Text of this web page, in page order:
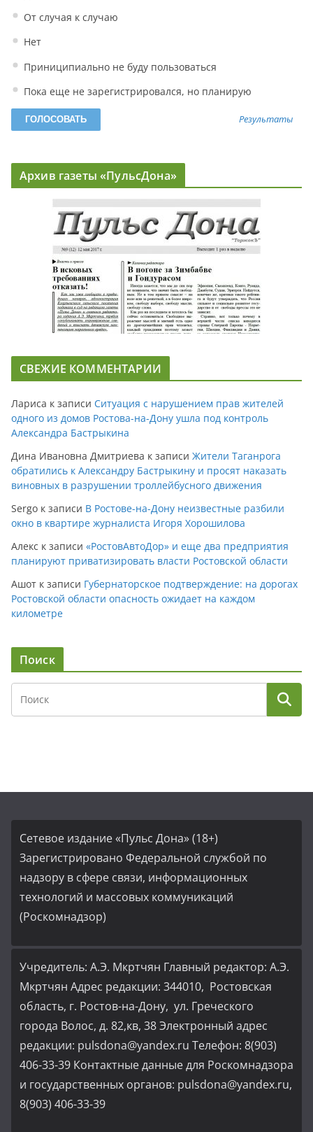
От случая к случаю
Нет
Приниципиально не буду пользоваться
Пока еще не зарегистрировался, но планирую
Результаты
Архив газеты «ПульсДона»
СВЕЖИЕ КОММЕНТАРИИ
Лариса к записи Ситуация с нарушением прав жителей
одного из домов Ростова-на-Дону ушла под контроль
Александра Бастрыкина
Дина Ивановна Дмитриева к записи Жители Таганрога
обратились к Александру Бастрыкину и просят наказать
виновных в разрушении троллейбусного движения
Sergo к записи В Ростове-на-Дону неизвестные разбили
окно в квартире журналиста Игоря Хорошилова
Алекс к записи «РостовАвтоДор» и еще два предприятия
планируют приватизировать власти Ростовской области
Ашот к записи Губернаторское подтверждение: на дорогах
Ростовской области опасность ожидает на каждом
километре
Поиск
Сетевое издание «Пульс Дона» (18+)
Зарегистрировано Федеральной службой по
надзору в сфере связи, информационных
технологий и массовых коммуникаций
(Роскомнадзор)
Учредитель: А.Э. Мкртчян Главный редактор: А.Э.
Мкртчян Адрес редакции: 344010, Ростовская
область, г. Ростов-на-Дону, ул. Греческого
города Волос, д. 82,кв, 38 Электронный адрес
редакции: pulsdona@yandex.ru Телефон: 8(903)
406-33-39 Контактные данные для Роскомнадзора
и государственных органов: pulsdona@yandex.ru,
8(903) 406-33-39